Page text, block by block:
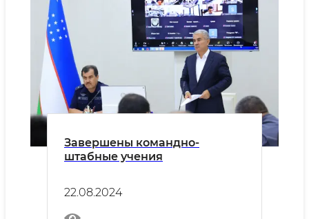
Завершены командно-
штабные учения
22.08.2024